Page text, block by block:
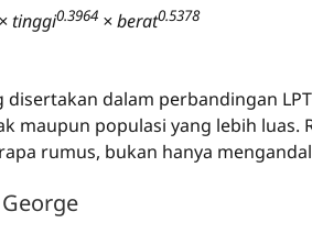
tinggi0.3964 × berat0.5378
disertakan dalam perbandingan
maupun populasi yang lebih luas.
rumus, bukan hanya